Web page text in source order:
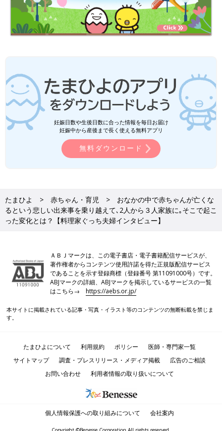
妊娠日数や生後日数に合った情報を毎日お届け
妊娠中から産後まで長く使える無料アプリ
無料ダウンロード
たまひよ 赤ちゃん・育児
おなかの中で赤ちゃんが亡くな
るという悲しい出来事を乗り越えて､2人から３人家族に｡そこで起こ
った変化とは？【料理家ぐっち夫婦インタビュー】
ＡＢＪマークは、この電子書店・電子書籍配信サービスが、
著作権者からコンテンツ使用許諾を得た正規版配信サービス
であることを示す登録商標（登録番号 第11091000号）です。
ABJマークの詳細、ABJマークを掲示しているサービスの一覧
はこちら→https://aebs.or.jp/
本サイトに掲載されている記事・写真・イラスト等のコンテンツの無断転載を禁じま
す。
たまひよについて 利用規約 ポリシー
医師・専門家一覧
サイトマップ
調査・プレスリリース・メディア掲載
広告のご相談
お問い合わせ
利用者情報の取り扱いについて
個人情報保護への取り組みについて 会社案内